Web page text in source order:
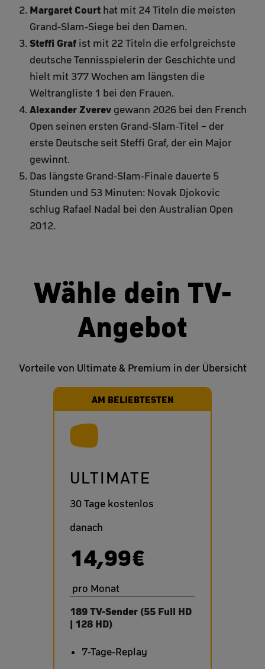
Margaret Court hat mit 24 Titeln die meisten
Grand-Slam-Siege bei den Damen.
Steffi Graf ist mit 22 Titeln die erfolgreichste
deutsche Tennisspielerin der Geschichte und
hielt mit 377 Wochen am längsten die
Weltrangliste 1 bei den Frauen.
Alexander Zverev gewann 2026 bei den French
Open seinen ersten Grand-Slam-Titel – der
erste Deutsche seit Steffi Graf, der ein Major
gewinnt.
Das längste Grand-Slam-Finale dauerte 5
Stunden und 53 Minuten: Novak Djokovic
schlug Rafael Nadal bei den Australian Open
2012.
Wähle dein TV-
Angebot
Vorteile von Ultimate & Premium in der Übersicht
AM BELIEBTESTEN
ULTIMATE
30 Tage kostenlos
danach
14,99€
pro Monat
189 TV-Sender (55 Full HD
| 128 HD)
7-Tage-Replay